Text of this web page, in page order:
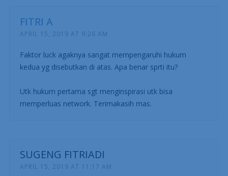
FITRI A
APRIL 15, 2019 AT 9:26 AM
Faktor luck agaknya sangat mempengaruhi hukum
kedua yg disebutkan di atas. Apa benar sprti itu?
Utk hukum pertama sgt menginspirasi utk bisa
memperluas network. Terimakasih mas.
SUGENG FITRIADI
APRIL 15, 2019 AT 11:17 AM